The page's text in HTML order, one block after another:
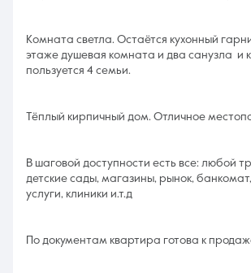
Комната светла. Остаётся кухонный
этаже душевая комната и два санузла и
пользуется 4 семьи.
Тёплый кирпичный дом. Отличное
В шаговой доступности есть все: любой
детские сады, магазины, рынок,
услуги, клиники и.т.д
По документам квартира готова к